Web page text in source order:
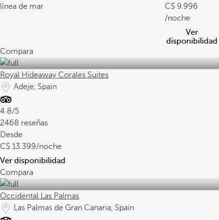
línea de mar
9.996
/noche
Ver
disponibilidad
Compara
Royal Hideaway Corales Suites
Adeje, Spain
4.8/5
2468 reseñas
Desde
13.399/noche
Ver disponibilidad
Compara
Occidental Las Palmas
Las Palmas de Gran Canaria, Spain